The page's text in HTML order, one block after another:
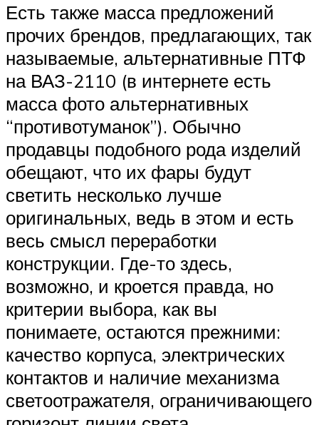
Есть также масса предложений
прочих брендов, предлагающих, так
называемые, альтернативные ПТФ
на ВАЗ-2110 (в интернете есть
масса фото альтернативных
“противотуманок”). Обычно
продавцы подобного рода изделий
обещают, что их фары будут
светить несколько лучше
оригинальных, ведь в этом и есть
весь смысл переработки
конструкции. Где-то здесь,
возможно, и кроется правда, но
критерии выбора, как вы
понимаете, остаются прежними:
качество корпуса, электрических
контактов и наличие механизма
светоотражателя, ограничивающего